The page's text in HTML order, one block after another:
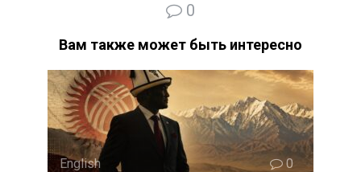
0
Вам также может быть интересно
English 0